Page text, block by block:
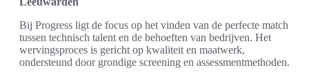
Bij Progress ligt de focus op het vinden van de perfecte match
tussen technisch talent en de behoeften van bedrijven. Het
wervingsproces is gericht op kwaliteit en maatwerk,
ondersteund door grondige screening en assessmentmethoden.